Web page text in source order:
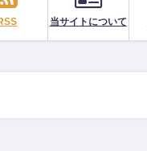
当サイトについて